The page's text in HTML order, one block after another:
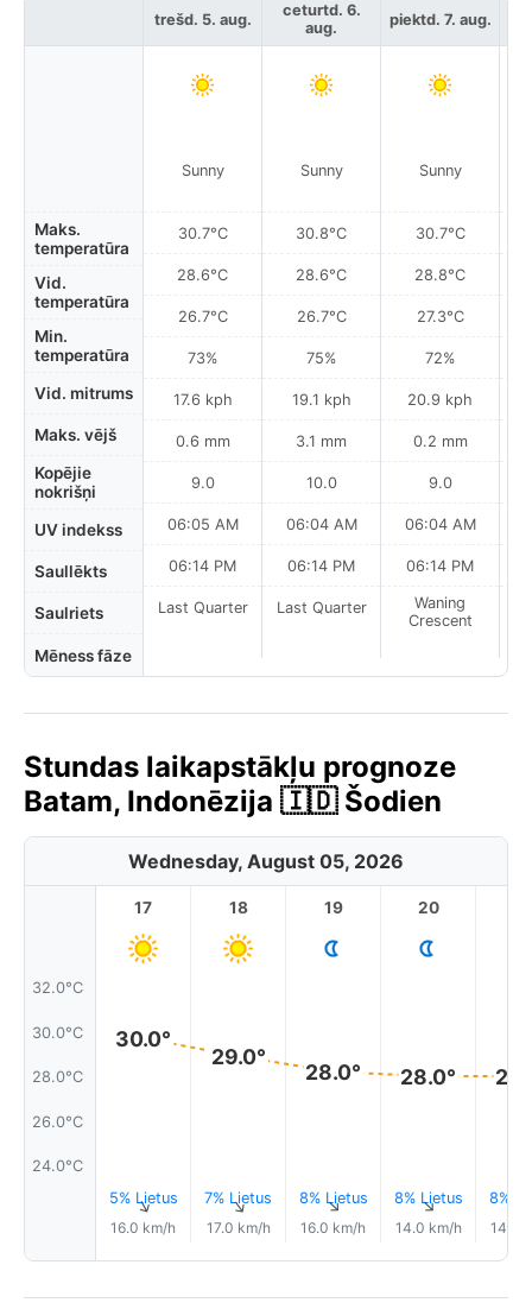
Maks.
temperatūra
Vid.
temperatūra
Min.
temperatūra
Vid. mitrums
Maks. vējš
Kopējie
nokrišņi
UV indekss
Saullēkts
Saulriets
Mēness fāze
trešd. 5. aug.
Sunny
30.7°C
28.6°C
26.7°C
73%
17.6 kph
0.6 mm
9.0
06:05 AM
06:14 PM
Last Quarter
ceturtd. 6.
aug.
Sunny
30.8°C
28.6°C
26.7°C
75%
19.1 kph
3.1 mm
10.0
06:04 AM
06:14 PM
Last Quarter
piektd. 7. aug.
Sunny
30.7°C
28.8°C
27.3°C
72%
20.9 kph
0.2 mm
9.0
06:04 AM
06:14 PM
Waning
Crescent
Stundas laikapstākļu prognoze
Batam, Indonēzija 🇮🇩 Šodien
Wednesday, August 05, 2026
32.0°C
30.0°C
28.0°C
26.0°C
24.0°C
17
30.0°
5% Lietus
↑
16.0 km/h
18
29.0°
7% Lietus
↑
17.0 km/h
19
28.0°
8% Lietus
↑
16.0 km/h
20
28.0°
8% Lietus
↑
14.0 km/h
8%
14.0